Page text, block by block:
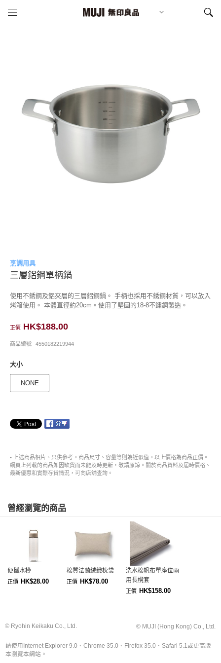
烹調用具
三層鋁鋼單柄鍋
使用不銹鋼及鋁夾層的三層鋁鋼鍋。 手柄也採用不銹鋼材質，可以放入
烤箱使用。 本體直徑約20cm。使用了堅固的18-8不鏽鋼製造。
正價 HK$188.00
商品編號 4550182219944
大小
NONE
• 上述商品相片、只供參考。商品尺寸、容量等則為近似值。以上價格為商品正價。
網頁上列載的商品如因缺貨而未能及時更新，敬請原諒。關於商品資料及屆時價格、
最新優惠和實際存貨情況，可向店舖查詢。
曾經瀏覽的商品
便攜水樽
正價 HK$28.00
棉質法蘭絨織枕袋
正價 HK$78.00
洗水棉帆布單座位兩
用長櫈套
正價 HK$158.00
© Ryohin Keikaku Co., Ltd. © MUJI (Hong Kong) Co., Ltd.
請使用Internet Explorer 9.0、Chrome 35.0、Firefox 35.0、Safari 5.1或更高版
本瀏覽本網站。